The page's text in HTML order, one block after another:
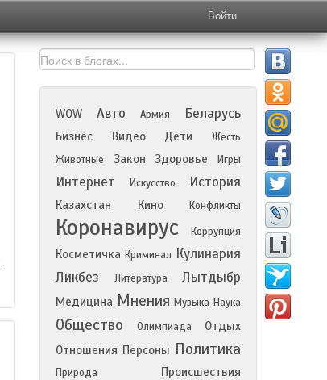
Войти
WOW Авто Армия Беларусь
Бизнес Видео Дети
Жесть
Животные
Закон Здоровье Игры
Интернет Искусство История
Казахстан Кино Конфликты
Коронавирус Коррупция
Косметичка Криминал Кулинария
Ликбез
Литература Лытдыбр
Медицина Мнения Музыка Наука
Общество Олимпиада
Отдых
Отношения Персоны Политика
Природа
Происшествия